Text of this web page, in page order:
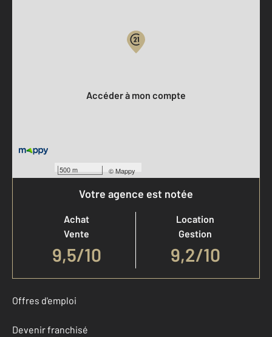
500 m ©Mappy
Accéder à mon compte
Votre agence est notée
Achat
Vente
9,5/10
Location
Gestion
9,2/10
Offres d'emploi
Devenir franchisé